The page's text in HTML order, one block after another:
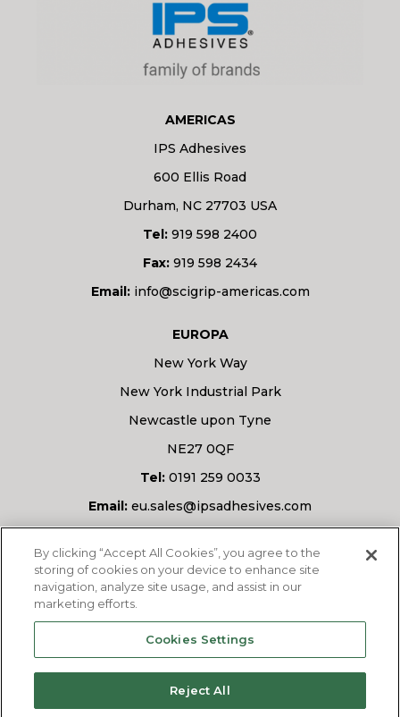
AMERICAS
IPS Adhesives
600 Ellis Road
Durham, NC 27703 USA
Tel: 919 598 2400
Fax: 919 598 2434
Email: info@scigrip-americas.com
EUROPA
New York Way
New York Industrial Park
Newcastle upon Tyne
NE27 0QF
Tel:0191 259 0033
Email: eu.sales@ipsadhesives.com
Masz pytanie?
By clicking “Accept All Cookies”, you agree to the
storing of cookies on your device to enhance site
navigation, analyze site usage, and assist in our
marketing efforts.
Cookies Settings
Reject All